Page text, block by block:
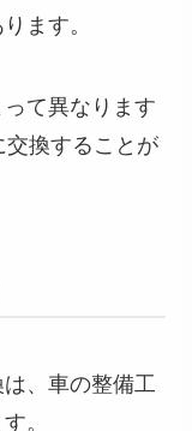
ます。
て異なります
交換することが
、車の整備工
。